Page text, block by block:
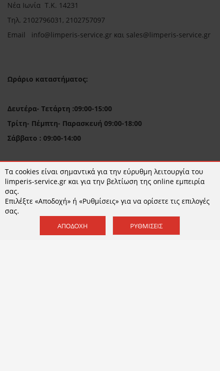
Νέα Ιωνία Τ.Κ. 14231
Τηλ. 2102796031, 2102757097
Email info@limperis-service.gr και sales@limperis-service.gr
Ωράριο καταστήματος:
Δευτέρα- Τετάρτη :09:00-15:00
Τρίτη- Πέμπτη- Παρασκευή 09:00-18:00
Σάββατο : 09:00-14:00
ΧΡΗΣΙΜΑ
Τρόποι παραγγελίας
Τρόποι αποστολής
Τα cookies είναι σημαντικά για την εύρυθμη λειτουργία του
limperis-service.gr και για την βελτίωση της online εμπειρία
σας.
Επιλέξτε «Αποδοχή» ή «Ρυθμίσεις» για να ορίσετε τις επιλογές
σας.
ΑΠΟΔΟΧΉ ΡΥΘΜΊΣΕΙΣ